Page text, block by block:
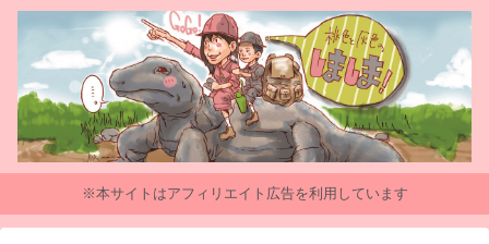
※本サイトはアフィリエイト広告を利用しています